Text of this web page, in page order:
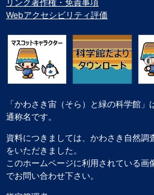
リンク著作権・免責事項
Webアクセシビリティ評価
「かわさき宙（そら）と緑の科学館
通称名です。
資料につきましては、かわさき自然調
をいただきました。
このホームページに利用されている画
でお問い合わせ下さい。